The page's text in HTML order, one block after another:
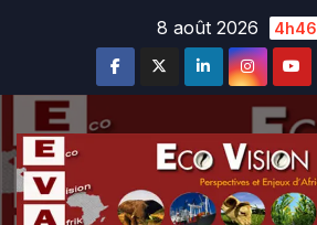
8 août 2026 4h46